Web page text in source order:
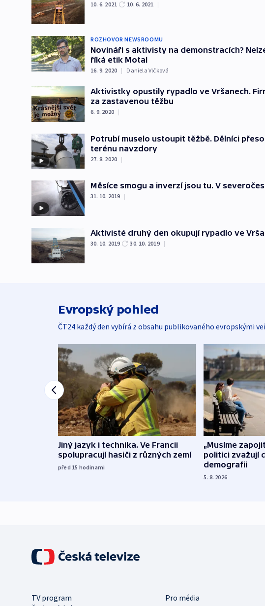
10. 6. 2021 10. 6. 2021 |
ROZHOVOR NEWSROOMU
Novináři s aktivisty na demonstracích?
říká etik Motal
16. 9. 2020 | Daniela Vlčková
Aktivistky opustily rypadlo ve Vršanech.
za zastavenou těžbu
6. 9. 2020 |
Potrubí muselo ustoupit těžbě. Dělníci
terénu navzdory
27. 8. 2020 |
Měsíce smogu a inverzí jsou tu. V
31. 10. 2019 |
Aktivisté druhý den okupují rypadlo ve
30. 10. 2019 30. 10. 2019 |
Evropský pohled
ČT24 každý den vybírá z obsahu publikovaného evropskými
Jiný jazyk i technika. Ve Francii
spolupracují hasiči z různých zemí
před 15 hodinami
„Musíme
politici zvažují
demografii
5. 8. 2026
TV program
Pro média